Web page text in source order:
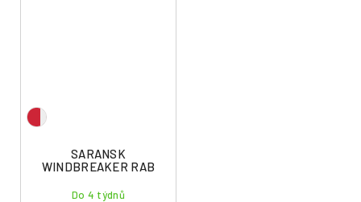
SARANSK
WINDBREAKER RAB
Do 4 týdnů